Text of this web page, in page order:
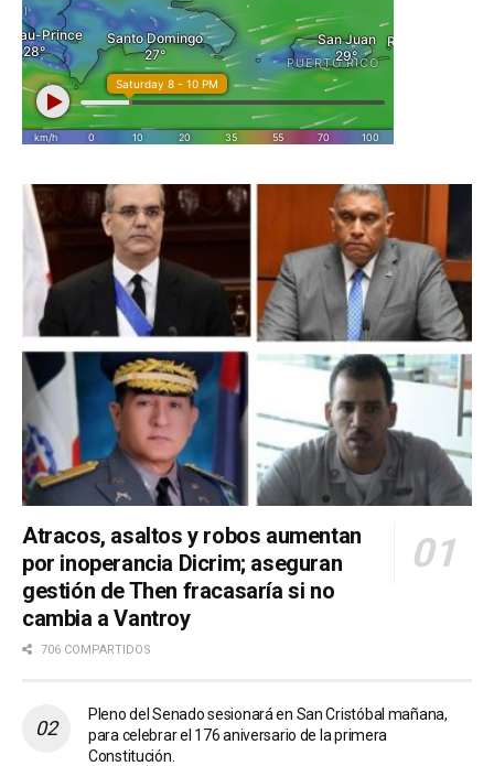
Atracos, asaltos y robos aumentan
por inoperancia Dicrim; aseguran
gestión de Then fracasaría si no
cambia a Vantroy
706 COMPARTIDOS
Pleno del Senado sesionará en San Cristóbal mañana,
para celebrar el 176 aniversario de la primera
Constitución.